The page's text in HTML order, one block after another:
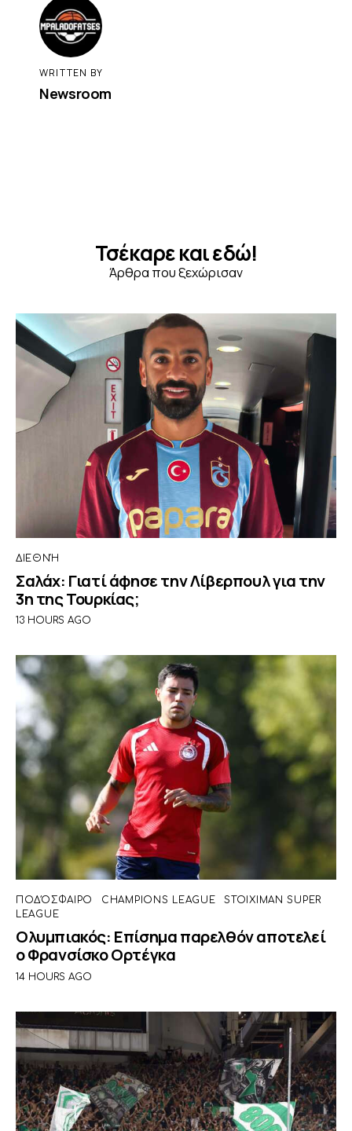
WRITTEN BY
Newsroom
Τσέκαρε και εδώ!
Άρθρα που ξεχώρισαν
ΔΙΕΘΝΉ
Σαλάχ: Γιατί άφησε την Λίβερπουλ για την
3η της Τουρκίας;
13 HOURS AGO
ΠΟΔΌΣΦΑΙΡΟ CHAMPIONS LEAGUE
STOIXIMAN SUPER
LEAGUE
Ολυμπιακός: Επίσημα παρελθόν αποτελεί
ο Φρανσίσκο Ορτέγκα
14 HOURS AGO